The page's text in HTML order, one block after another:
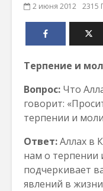
2 июня 2012 2315
Терпение и
Вопрос: Что
говорит:
терпении и
Oтвет:Аллах в
нам о терпении
подчеркивает
явлений в